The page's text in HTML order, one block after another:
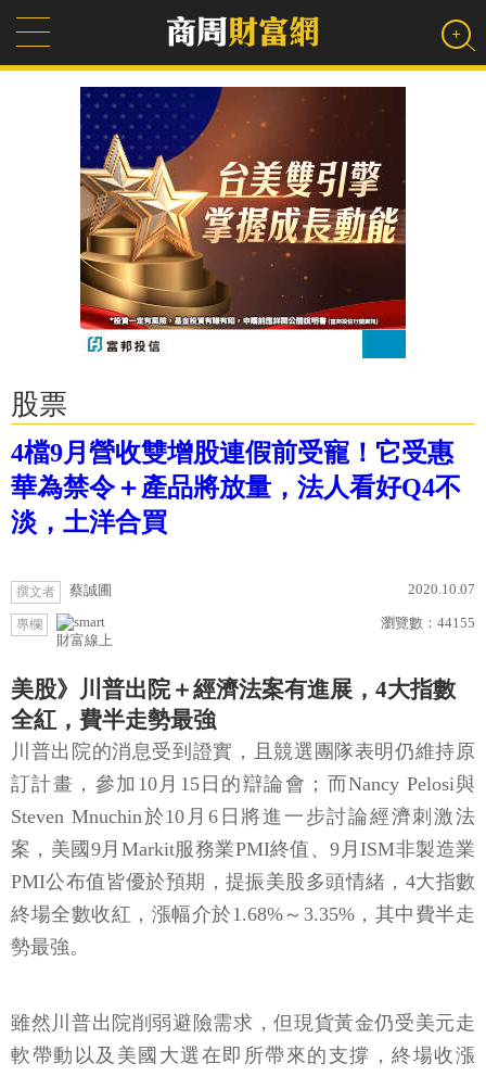
股票
4檔9月營收雙增股連假前受寵！它受惠
華為禁令＋產品將放量，法人看好Q4不
淡，土洋合買
撰文者 蔡誠圃 2020.10.07
專欄
財富線上
瀏覽數： 44155
美股》川普出院＋經濟法案有進展，4大指數
全紅，費半走勢最強
川普出院的消息受到證實，且競選團隊表明仍維持原
訂計畫，參加10月15日的辯論會；而Nancy Pelosi與
Steven Mnuchin於10月6日將進一步討論經濟刺激法
案，美國9月Markit服務業PMI終值、9月ISM非製造業
PMI公布值皆優於預期，提振美股多頭情緒，4大指數
終場全數收紅，漲幅介於1.68%～3.35%，其中費半走
勢最強。
雖然川普出院削弱避險需求，但現貨黃金仍受美元走
軟帶動以及美國大選在即所帶來的支撐，終場收漲